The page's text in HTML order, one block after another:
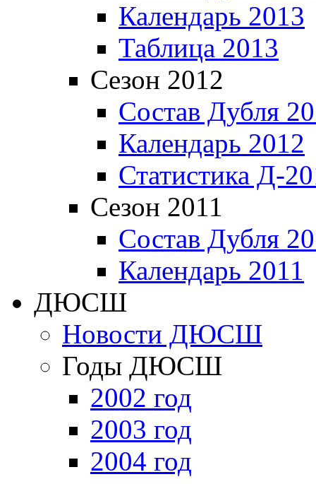
Календарь 2013
Таблица 2013
Сезон 2012
Состав Дубля
Календарь 2012
Статистика Д-
Сезон 2011
Состав Дубля
Календарь 2011
ДЮСШ
Новости ДЮСШ
Годы ДЮСШ
2002 год
2003 год
2004 год